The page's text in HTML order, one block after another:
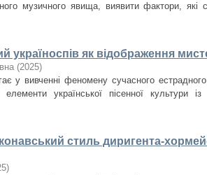
музичного явища, виявити фактори,
україноспів як відображення
(2025)
у вивченні феномену сучасного
української пісенної культури
стиль диригента-
)